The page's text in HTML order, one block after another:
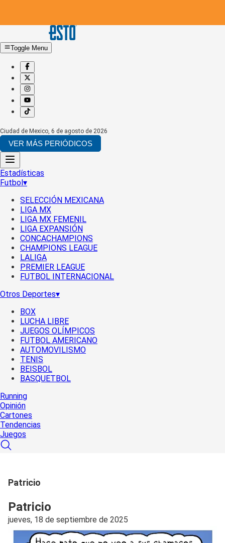
Toggle Menu
Ciudad de Mexico, 6 de agosto de 2026
VER MÁS PERIÓDICOS
Estadísticas
Futbol▾
SELECCIÓN MEXICANA
LIGA MX
LIGA MX FEMENIL
LIGA EXPANSIÓN
CONCACHAMPIONS
CHAMPIONS LEAGUE
LALIGA
PREMIER LEAGUE
FUTBOL INTERNACIONAL
Otros Deportes▾
BOX
LUCHA LIBRE
JUEGOS OLÍMPICOS
FUTBOL AMERICANO
AUTOMOVILISMO
TENIS
BEISBOL
BASQUETBOL
Running
Opinión
Cartones
Tendencias
Juegos
Patricio
Patricio
jueves, 18 de septiembre de 2025